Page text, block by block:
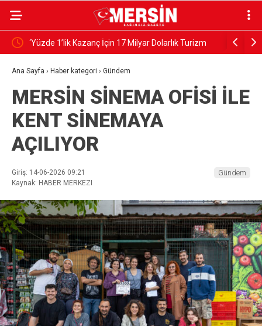
‘Yüzde 1’lik Kazanç İçin 17 Milyar Dolarlık Turizm
Riske Atılıyor’
Ana Sayfa › Haber kategori › Gündem
MERSİN SİNEMA OFİSİ İLE
KENT SİNEMAYA
AÇILIYOR
Giriş: 14-06-2026 09:21
Kaynak: HABER MERKEZI
Gündem